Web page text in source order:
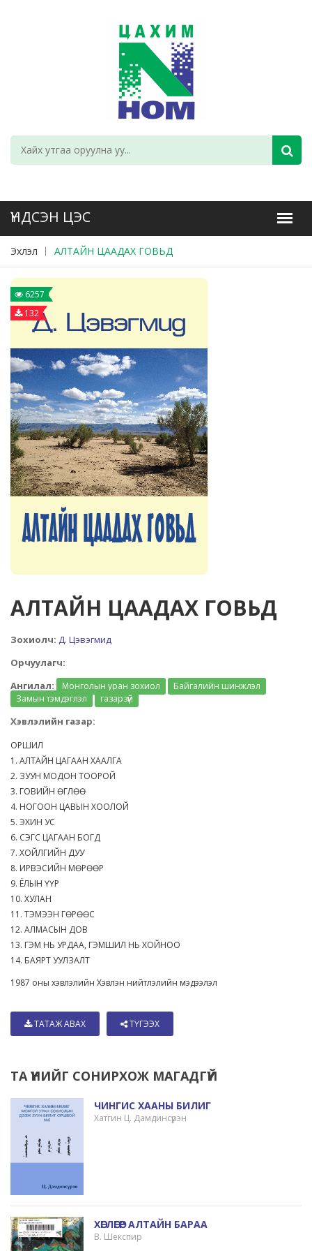
Эхлэл АЛТАЙН ЦААДАХ ГОВЬД
6257
132
АЛТАЙН ЦААДАХ ГОВЬД
Зохиолч: Д. Цэвэгмид
Орчуулагч:
Ангилал:
Монголын уран зохиол
Байгалийн шинжлэл
Замын тэмдэглэл
газарзүй
Хэвлэлийн газар:
ОРШИЛ
1. АЛТАЙН ЦАГААН ХААЛГА
2. ЗУУН МОДОН ТООРОЙ
3. ГОВИЙН ӨГЛӨӨ
4. НОГООН ЦАВЫН ХООЛОЙ
5. ЭХИН УС
6. СЭГС ЦАГААН БОГД
7. ХОЙЛГИЙН ДУУ
8. ИРВЭСИЙН МӨРӨӨР
9. ЁЛЫН ҮҮР
10. ХУЛАН
11. ТЭМЭЭН ГӨРӨӨС
12. АЛМАСЫН ДОВ
13. ГЭМ НЬ УРДАА, ГЭМШИЛ НЬ ХОЙНОО
14. БАЯРТ УУЛЗАЛТ
1987 оны хэвлэлийн Хэвлэн нийтлэлийн мэдээлэл
ТАТАЖ АВАХ ТҮГЭЭХ
ТА ҮҮНИЙГ СОНИРХОЖ МАГАДГҮЙ
ЧИНГИС ХААНЫ БИЛИГ
Хатгин Ц. Дамдинсүрэн
ХӨГЛӨГӨР АЛТАЙН БАРАА
В. Шекспир